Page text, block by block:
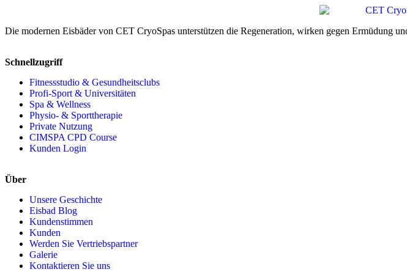
Die modernen Eisbäder von CET CryoSpas unterstützen die Regeneration, wirken gegen Ermüdung
Schnellzugriff
Fitnessstudio & Gesundheitsclubs
Profi-Sport & Universitäten
Spa & Wellness
Physio- & Sporttherapie
Private Nutzung
CIMSPA CPD Course
Kunden Login
Über
Unsere Geschichte
Eisbad Blog
Kundenstimmen
Kunden
Werden Sie Vertriebspartner
Galerie
Kontaktieren Sie uns